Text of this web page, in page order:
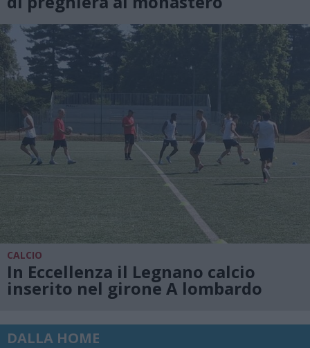
CALCIO
In Eccellenza il Legnano calcio
inserito nel girone A lombardo
DALLA HOME